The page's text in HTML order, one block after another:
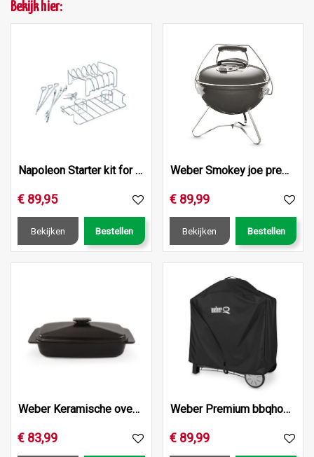
Bekijk hier:
Napoleon Starter kit for meat lovers
€ 89,95
Bekijken Bestellen
Weber Smokey joe premium d37cm smoke grey
€ 89,99
Bekijken Bestellen
Weber Keramische ovenschaal - 42,1 x 22,6 cm
€ 83,99
Weber Premium bbqhoes q2000/3000
€ 89,99